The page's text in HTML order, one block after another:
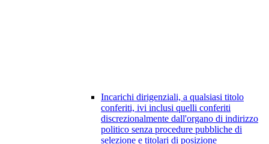
Incarichi dirigenziali, a qualsiasi titolo
conferiti, ivi inclusi quelli conferiti
discrezionalmente dall'organo di indirizzo
politico senza procedure pubbliche di
selezione e titolari di posizione